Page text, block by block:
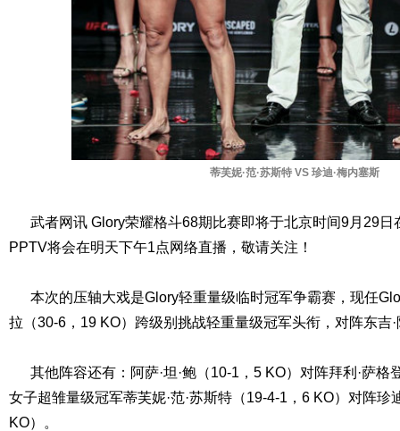
蒂芙妮·范·苏斯特 VS 珍迪·梅内塞斯
武者网讯 Glory荣耀格斗68期比赛即将于北京时间9月29日
PPTV将会在明天下午1点网络直播，敬请关注！
本次的压轴大戏是Glory轻重量级临时冠军争霸赛，现任
拉（30-6，19 KO）跨级别挑战轻重量级冠军头衔，对阵东吉
其他阵容还有：阿萨·坦·鲍（10-1，5 KO）对阵拜利·萨格
女子超雏量级冠军蒂芙妮·范·苏斯特（19-4-1，6 KO）对阵珍
KO）。